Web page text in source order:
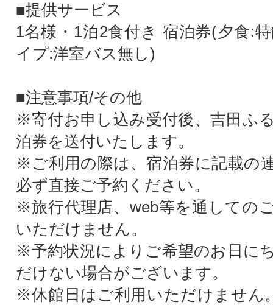
■提供サービス
1名様・1泊2食付き 宿泊券(夕食:
イプ:洋室バス無し)
■注意事項/その他
※寄付お申し込み受付後、吉田ふ
泊券を送付いたします。
※ご利用の際は、宿泊券に記載の
必ず直接ご予約ください。
※旅行代理店、web等を通しての
いただけません。
※予約状況によりご希望のお日に
だけない場合がございます。
※休館日はご利用いただけません